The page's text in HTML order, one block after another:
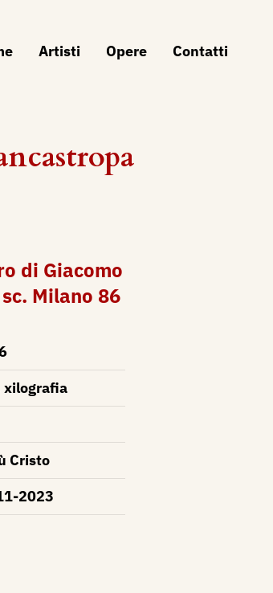
Artisti Opere Contatti
di Giacomo
Milano 86
xilografia
Cristo
2023